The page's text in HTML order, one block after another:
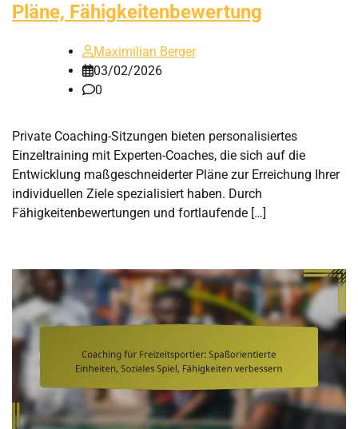
Pläne, Fähigkeitenbewertung
Maximilian Berger
03/02/2026
0
Private Coaching-Sitzungen bieten personalisiertes
Einzeltraining mit Experten-Coaches, die sich auf die
Entwicklung maßgeschneiderter Pläne zur Erreichung Ihrer
individuellen Ziele spezialisiert haben. Durch
Fähigkeitenbewertungen und fortlaufende […]